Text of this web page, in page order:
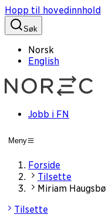
Hopp til hovedinnhold
Søk
Norsk
English
Jobb i FN
Meny
Forside
Tilsette
Miriam Haugsbø
Tilsette